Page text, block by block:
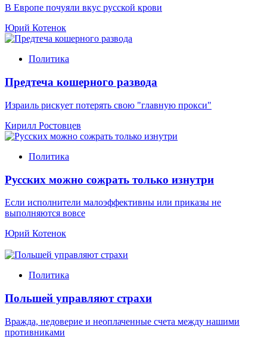
В Европе почуяли вкус русской крови
Юрий Котенок
Политика
Предтеча кошерного развода
Израиль рискует потерять свою "главную прокси"
Кирилл Ростовцев
Политика
Русских можно сожрать только изнутри
Если исполнители малоэффективны или приказы не
выполняются вовсе
Юрий Котенок
Политика
Польшей управляют страхи
Вражда, недоверие и неоплаченные счета между нашими
противниками